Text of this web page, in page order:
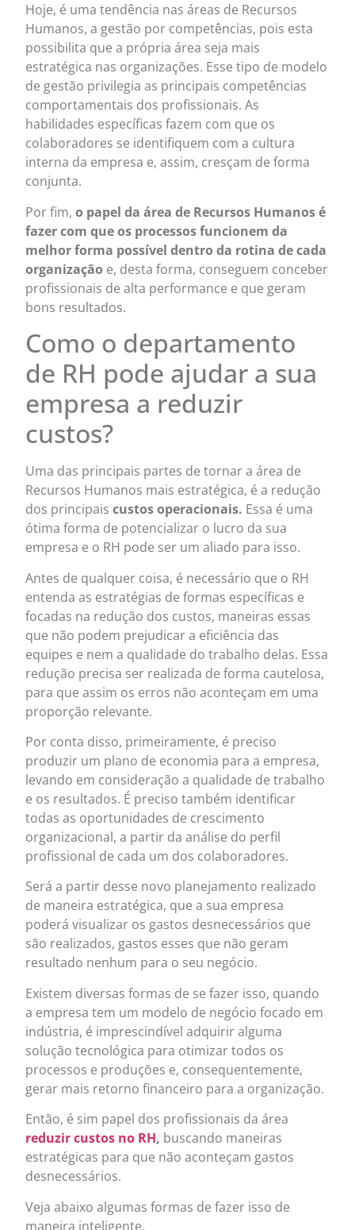
Hoje, é uma tendência nas áreas de Recursos
Humanos, a gestão por competências, pois esta
possibilita que a própria área seja mais
estratégica nas organizações. Esse tipo de modelo
de gestão privilegia as principais competências
comportamentais dos profissionais. As
habilidades específicas fazem com que os
colaboradores se identifiquem com a cultura
interna da empresa e, assim, cresçam de forma
conjunta.
Por fim,o papel da área de Recursos Humanos é
fazer com que os processos funcionem da
melhor forma possível dentro da rotina de cada
organização e, desta forma, conseguem conceber
profissionais de alta performance e que geram
bons resultados.
Como o departamento
de RH pode ajudar a sua
empresa a reduzir
custos?
Uma das principais partes de tornar a área de
Recursos Humanos mais estratégica, é a redução
dos principaiscustos operacionais. Essa é uma
ótima forma de potencializar o lucro da sua
empresa e o RH pode ser um aliado para isso.
Antes de qualquer coisa, é necessário que o RH
entenda as estratégias de formas específicas e
focadas na redução dos custos, maneiras essas
que não podem prejudicar a eficiência das
equipes e nem a qualidade do trabalho delas. Essa
redução precisa ser realizada de forma cautelosa,
para que assim os erros não aconteçam em uma
proporção relevante.
Por conta disso, primeiramente, é preciso
produzir um plano de economia para a empresa,
levando em consideração a qualidade de trabalho
e os resultados. É preciso também identificar
todas as oportunidades de crescimento
organizacional, a partir da análise do perfil
profissional de cada um dos colaboradores.
Será a partir desse novo planejamento realizado
de maneira estratégica, que a sua empresa
poderá visualizar os gastos desnecessários que
são realizados, gastos esses que não geram
resultado nenhum para o seu negócio.
Existem diversas formas de se fazer isso, quando
a empresa tem um modelo de negócio focado em
indústria, é imprescindível adquirir alguma
solução tecnológica para otimizar todos os
processos e produções e, consequentemente,
gerar mais retorno financeiro para a organização.
Então, é sim papel dos profissionais da área
reduzir custos no RH, buscando maneiras
estratégicas para que não aconteçam gastos
desnecessários.
Veja abaixo algumas formas de fazer isso de
maneira inteligente.